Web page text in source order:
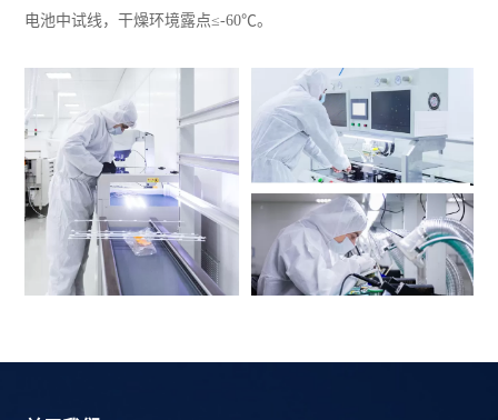
电池中试线，干燥环境露点≤-60℃。